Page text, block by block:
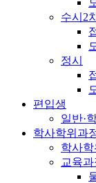
수시2
정시
편입생
일반·
학사학위과
학사
교육과